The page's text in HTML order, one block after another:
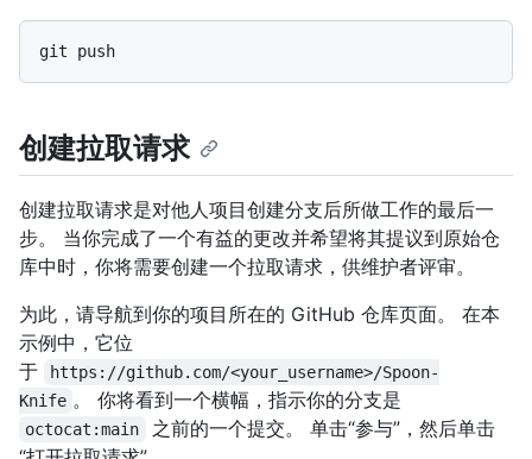
创建拉取请求
创建拉取请求是对他人项目创建分支后所做工作的最后一
步。 当你完成了一个有益的更改并希望将其提议到原始仓
库中时，你将需要创建一个拉取请求，供维护者评审。
为此，请导航到你的项目所在的 GitHub 仓库页面。 在本
示例中，它位
于
https://github.com/<your_username>/Spoon-
Knife 。 你将看到一个横幅，指示你的分支是
octocat:main
之前的一个提交。 单击“参与”，然后单击